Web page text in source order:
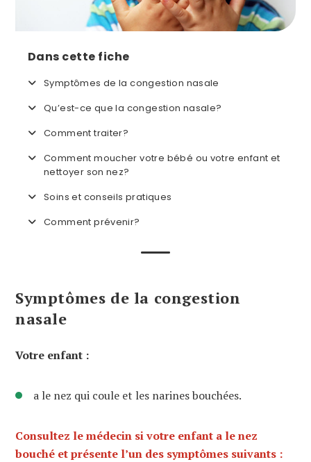
Dans cette fiche
Symptômes de la congestion nasale
Qu’est-ce que la congestion nasale?
Comment traiter?
Comment moucher votre bébé ou votre enfant et
nettoyer son nez?
Soins et conseils pratiques
Comment prévenir?
Symptômes de la congestion
nasale
Votre enfant :
a le nez qui coule et les narines bouchées.
Consultez le médecin si votre enfant a le nez
bouché et présente l’un des symptômes suivants :